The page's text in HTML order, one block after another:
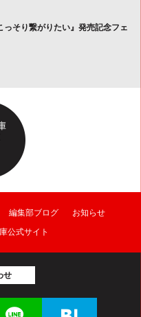
っそり繋がりたい』発売記念フェ
編集部ブログ
お知らせ
公式サイト
せ